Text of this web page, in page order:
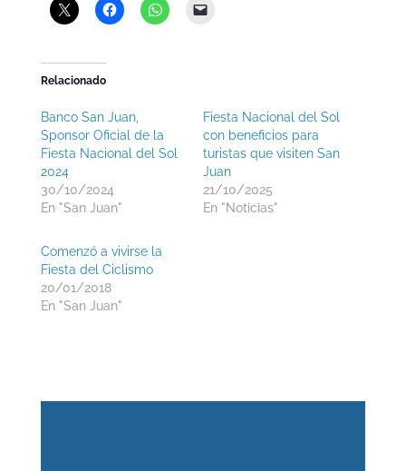
Relacionado
Banco San Juan,
Sponsor Oficial de la
Fiesta Nacional del Sol
2024
30/10/2024
En "San Juan"
Fiesta Nacional del Sol
con beneficios para
turistas que visiten San
Juan
21/10/2025
En "Noticias"
Comenzó a vivirse la
Fiesta del Ciclismo
20/01/2018
En "San Juan"